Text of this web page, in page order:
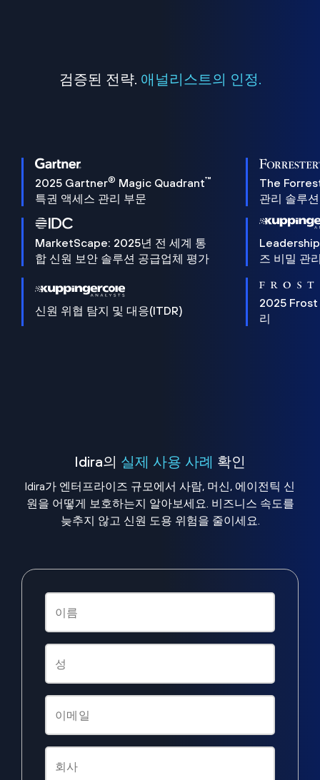
검증된 전략. 애널리스트의 인정.
2025 Gartner® Magic Quadrant™
특권 액세스 관리 부문
The
관리 솔루
MarketScape: 2025년 전 세계 통
합 신원 보안 솔루션 공급업체 평가
즈 비밀 관
신원 위협 탐지 및 대응(ITDR)
2025 Frost
리
Idira의 실제 사용 사례 확인
Idira가 엔터프라이즈 규모에서 사람, 머신, 에이전틱 신
원을 어떻게 보호하는지 알아보세요. 비즈니스 속도를
늦추지 않고 신원 도용 위험을 줄이세요.